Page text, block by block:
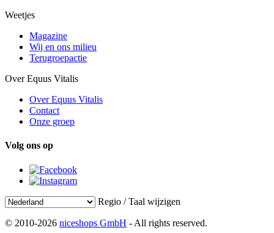
Weetjes
Magazine
Wij en ons milieu
Terugroepactie
Over Equus Vitalis
Over Equus Vitalis
Contact
Onze groep
Volg ons op
Regio / Taal wijzigen
© 2010-2026 niceshops GmbH - All rights reserved.